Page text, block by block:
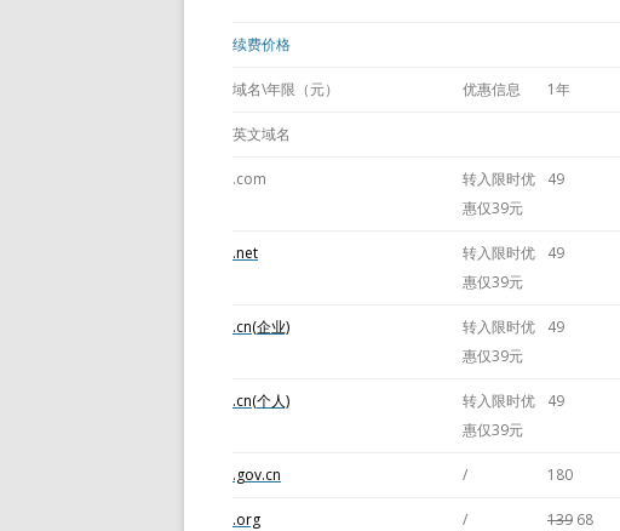
续费价格
域名\年限（元） 优惠信息 1年
英文域名
.com
转入限时优
惠仅39元
49
.net
转入限时优
惠仅39元
49
.cn(企业)
转入限时优
惠仅39元
49
.cn(个人)
转入限时优
惠仅39元
49
.gov.cn / 180
.org / 139 68